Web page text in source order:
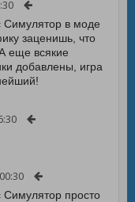
Симулятор в моде
заценишь, что
еще всякие
добавлены, игра
Симулятор просто